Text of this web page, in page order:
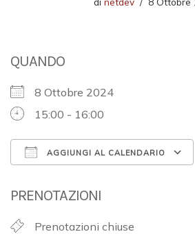
QUANDO
8 Ottobre 2024
15:00 - 16:00
AGGIUNGI AL CALENDARIO
PRENOTAZIONI
Prenotazioni chiuse